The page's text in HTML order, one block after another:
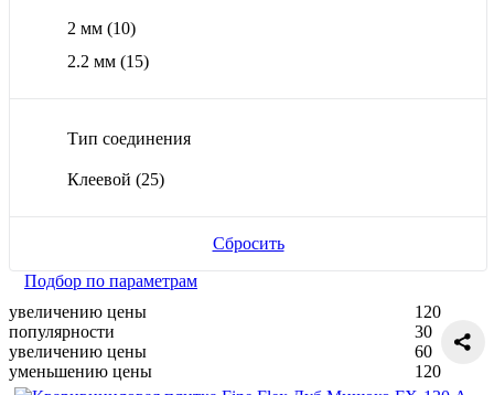
2 мм (10)
2.2 мм (15)
Тип соединения
Клеевой (25)
Сбросить
Подбор по параметрам
увеличению цены
популярности
увеличению цены
уменьшению цены
120
30
60
120